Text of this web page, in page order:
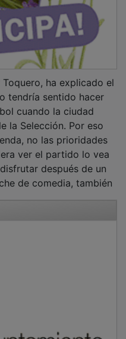
tendría sentido hacer
cuando la ciudad
la Selección. Por eso
no las prioridades
ver el partido lo vea
después de un
de comedia, también